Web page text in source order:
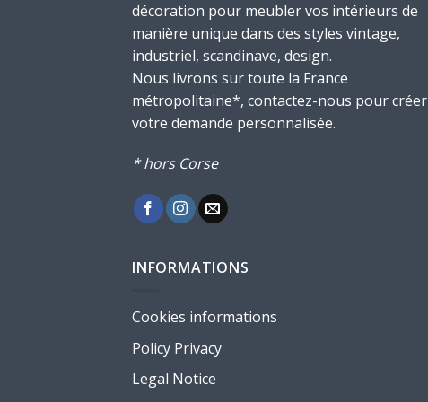
décoration pour meubler vos intérieurs de
manière unique dans des styles vintage,
industriel, scandinave, design.
Nous livrons sur toute la France
métropolitaine*, contactez-nous pour créer
votre demande personnalisée.
* hors Corse
INFORMATIONS
Cookies informations
Policy Privacy
Legal Notice